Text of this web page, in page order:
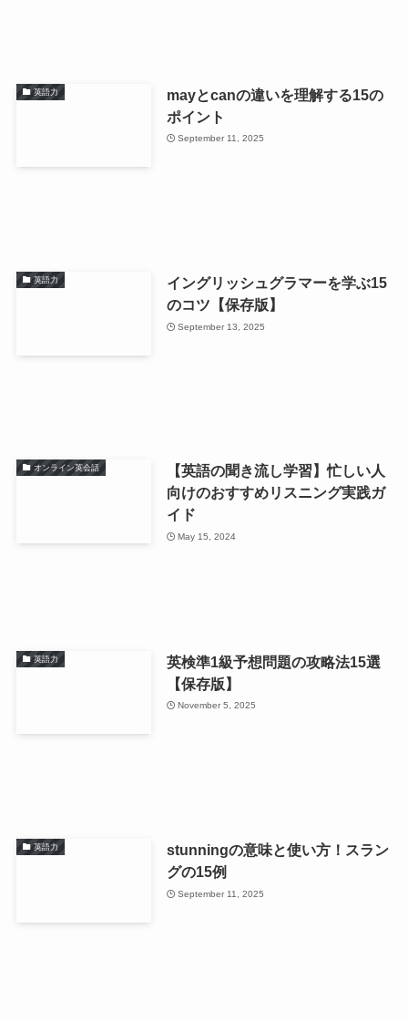
英語力
mayとcanの違いを理解する15の
ポイント
September 11, 2025
英語力
イングリッシュグラマーを学ぶ15
のコツ【保存版】
September 13, 2025
オンライン英会話
【英語の聞き流し学習】忙しい人
向けのおすすめリスニング実践ガ
イド
May 15, 2024
英語力
英検準1級予想問題の攻略法15選
【保存版】
November 5, 2025
英語力
stunningの意味と使い方！スラン
グの15例
September 11, 2025